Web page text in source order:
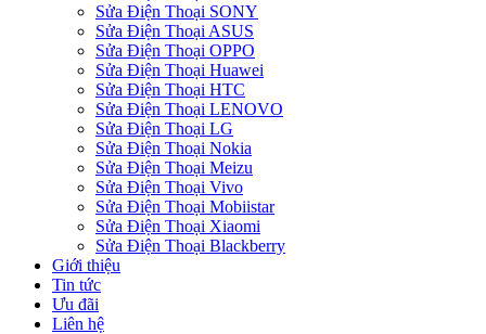
Sửa Điện Thoại SONY
Sửa Điện Thoại ASUS
Sửa Điện Thoại OPPO
Sửa Điện Thoại Huawei
Sửa Điện Thoại HTC
Sửa Điện Thoại LENOVO
Sửa Điện Thoại LG
Sửa Điện Thoại Nokia
Sửa Điện Thoại Meizu
Sửa Điện Thoại Vivo
Sửa Điện Thoại Mobiistar
Sửa Điện Thoại Xiaomi
Sửa Điện Thoại Blackberry
Giới thiệu
Tin tức
Ưu đãi
Liên hệ